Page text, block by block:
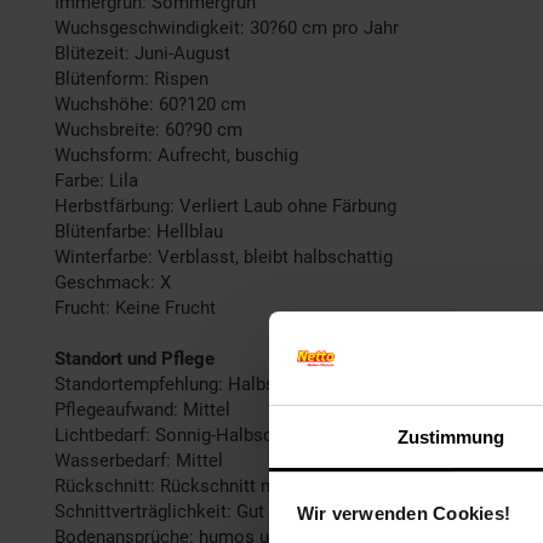
Zustimmung
Wir verwenden Cookies!
Wuchsgeschwindigkeit: 30?60 cm pro Jahr
Blütezeit: Juni-August
Blütenform: Rispen
Wuchshöhe: 60?120 cm
Wuchsbreite: 60?90 cm
Wuchsform: Aufrecht, buschig
Farbe: Lila
Herbstfärbung: Verliert Laub ohne Färbung
Blütenfarbe: Hellblau
Winterfarbe: Verblasst, bleibt halbschattig
Geschmack: X
Frucht: Keine Frucht
Standort und Pflege
Standortempfehlung: Halbschattig, windgeschützt
Pflegeaufwand: Mittel
Lichtbedarf: Sonnig-Halbschattig
Wasserbedarf: Mittel
Rückschnitt: Rückschnitt nach der Blüte.
Schnittverträglichkeit: Gut
Bodenansprüche: humos und gut durchlässig